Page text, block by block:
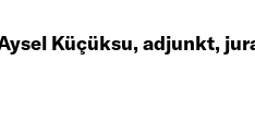
Küçüksu, adjunkt,